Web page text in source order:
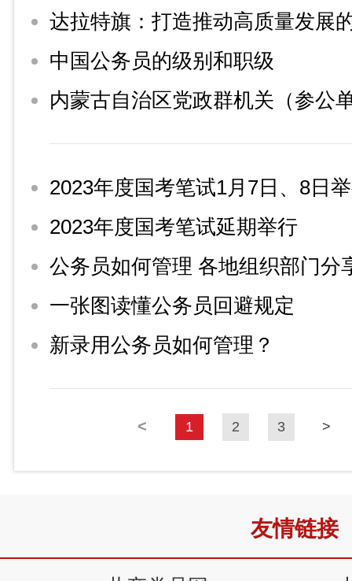
中国公务员的级别和职级
2023年度国考笔试1月7日、8日
2023年度国考笔试延期举行
一张图读懂公务员回避规定
新录用公务员如何管理？
< 1 2 3 >
友情链接